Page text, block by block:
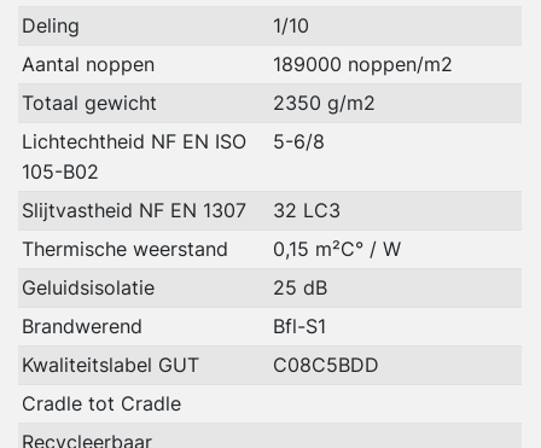
Deling
1/10
Aantal noppen
189000 noppen/m2
Totaal gewicht
2350 g/m2
Lichtechtheid NF EN ISO
105-B02
5-6/8
Slijtvastheid NF EN 1307
32 LC3
Thermische weerstand
0,15 m²C° / W
Geluidsisolatie
25 dB
Brandwerend
Bfl-S1
Kwaliteitslabel GUT
C08C5BDD
Cradle tot Cradle
Recycleerbaar